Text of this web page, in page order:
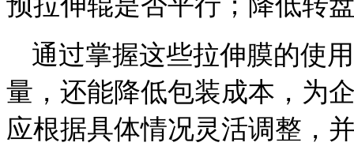
通过掌握这些拉伸膜的使
量，还能降低包装成本，为
应根据具体情况灵活调整，